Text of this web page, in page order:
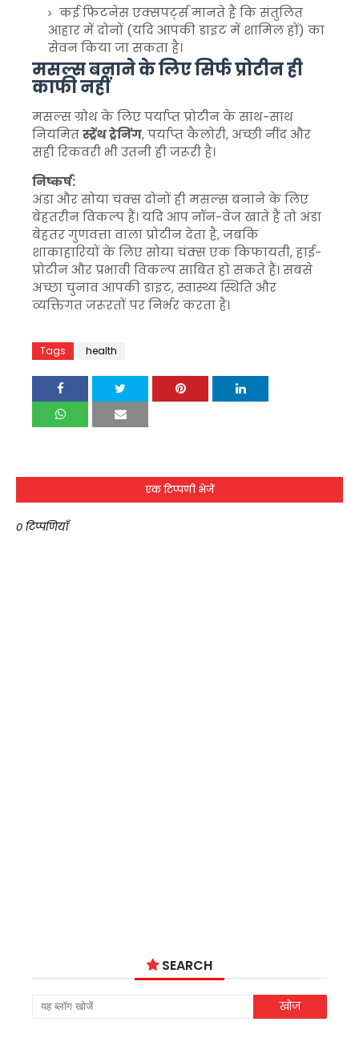
कई फिटनेस एक्सपर्ट्स मानते हैं कि संतुलित
आहार में दोनों (यदि आपकी डाइट में शामिल हों) का
सेवन किया जा सकता है।
मसल्स बनाने के लिए सिर्फ प्रोटीन ही
काफी नहीं
मसल्स ग्रोथ के लिए पर्याप्त प्रोटीन के साथ-साथ
नियमितस्ट्रेंथ ट्रेनिंग, पर्याप्त कैलोरी, अच्छी नींद और
सही रिकवरी भी उतनी ही जरूरी है।
निष्कर्ष:
अंडा और सोया चंक्स दोनों ही मसल्स बनाने के लिए
बेहतरीन विकल्प हैं। यदि आप नॉन-वेज खाते हैं तो अंडा
बेहतर गुणवत्ता वाला प्रोटीन देता है, जबकि
शाकाहारियों के लिए सोया चंक्स एक किफायती, हाई-
प्रोटीन और प्रभावी विकल्प साबित हो सकते हैं। सबसे
अच्छा चुनाव आपकी डाइट, स्वास्थ्य स्थिति और
व्यक्तिगत जरूरतों पर निर्भर करता है।
Tags health
एक टिप्पणी भेजें
0 टिप्पणियाँ
SEARCH